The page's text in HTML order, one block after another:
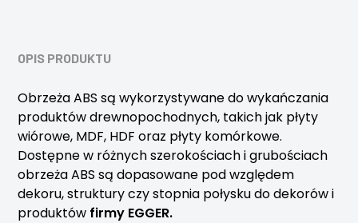
OPIS PRODUKTU
Obrzeża ABS są wykorzystywane do wykańczania
produktów drewnopochodnych, takich jak płyty
wiórowe, MDF, HDF oraz płyty komórkowe.
Dostępne w różnych szerokościach i grubościach
obrzeża ABS są dopasowane pod względem
dekoru, struktury czy stopnia połysku do dekorów i
produktów firmy EGGER.